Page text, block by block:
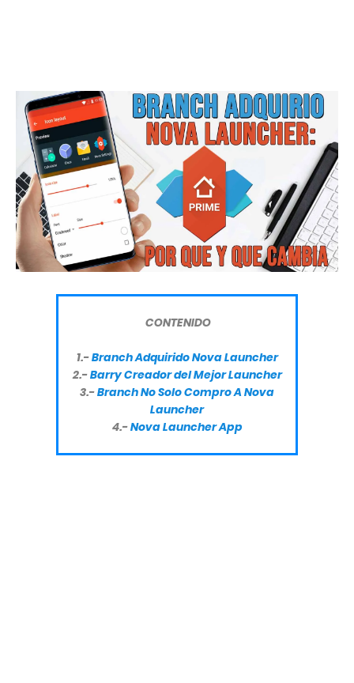
CONTENIDO
1.-Branch Adquirido Nova Launcher
2.-Barry Creador del Mejor Launcher
3.-Branch No Solo Compro A Nova
Launcher
4.-Nova Launcher App